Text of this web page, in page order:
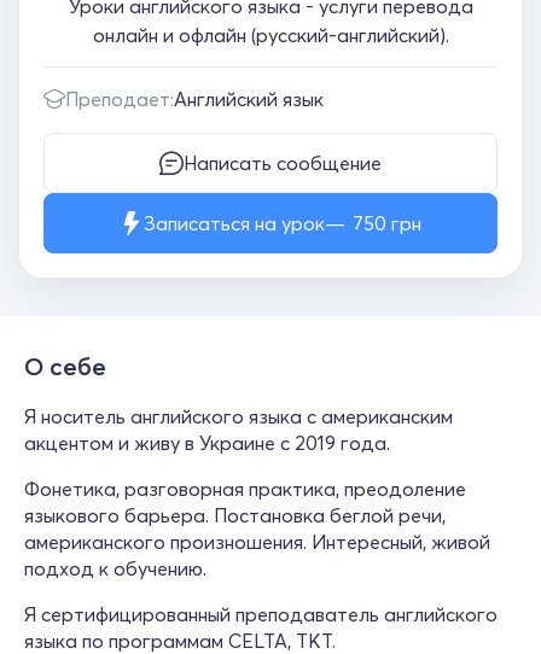
Уроки английского языка - услуги перевода
онлайн и офлайн (русский-английский).
Преподает:Английский язык
Написать сообщение
Записаться на урок 750 грн
О себе
Я носитель английского языка с американским
акцентом и живу в Украине с 2019 года.
Фонетика, разговорная практика, преодоление
языкового барьера. Постановка беглой речи,
американского произношения. Интересный, живой
подход к обучению.
Я сертифицированный преподаватель английского
языка по программам CELTA, TKT.